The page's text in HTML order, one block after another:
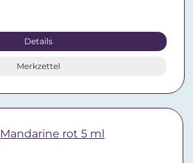
Details
Merkzettel
Mandarine rot 5 ml